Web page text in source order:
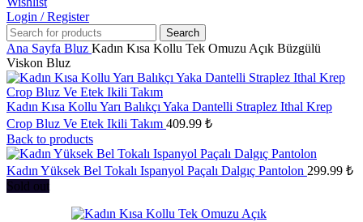
Login / Register
Search
Ana Sayfa Bluz Kadın Kısa Kollu Tek Omuzu Açık Büzgülü
Viskon Bluz
Kadın Kısa Kollu Yarı Balıkçı Yaka Dantelli Straplez Ithal Krep
Crop Bluz Ve Etek Ikili Takım 409.99 ₺
Back to products
Kadın Yüksek Bel Tokalı Ispanyol Paçalı Dalgıç Pantolon 299.99 ₺
Sold out